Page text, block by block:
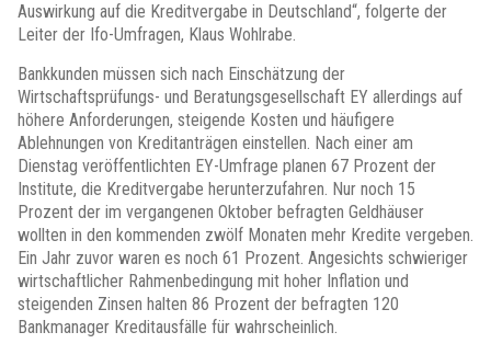
Auswirkung auf die Kreditvergabe in Deutschland“, folgerte der
Leiter der Ifo-Umfragen, Klaus Wohlrabe.
Bankkunden müssen sich nach Einschätzung der
Wirtschaftsprüfungs- und Beratungsgesellschaft EY allerdings auf
höhere Anforderungen, steigende Kosten und häufigere
Ablehnungen von Kreditanträgen einstellen. Nach einer am
Dienstag veröffentlichten EY-Umfrage planen 67 Prozent der
Institute, die Kreditvergabe herunterzufahren. Nur noch 15
Prozent der im vergangenen Oktober befragten Geldhäuser
wollten in den kommenden zwölf Monaten mehr Kredite vergeben.
Ein Jahr zuvor waren es noch 61 Prozent. Angesichts schwieriger
wirtschaftlicher Rahmenbedingung mit hoher Inflation und
steigenden Zinsen halten 86 Prozent der befragten 120
Bankmanager Kreditausfälle für wahrscheinlich.